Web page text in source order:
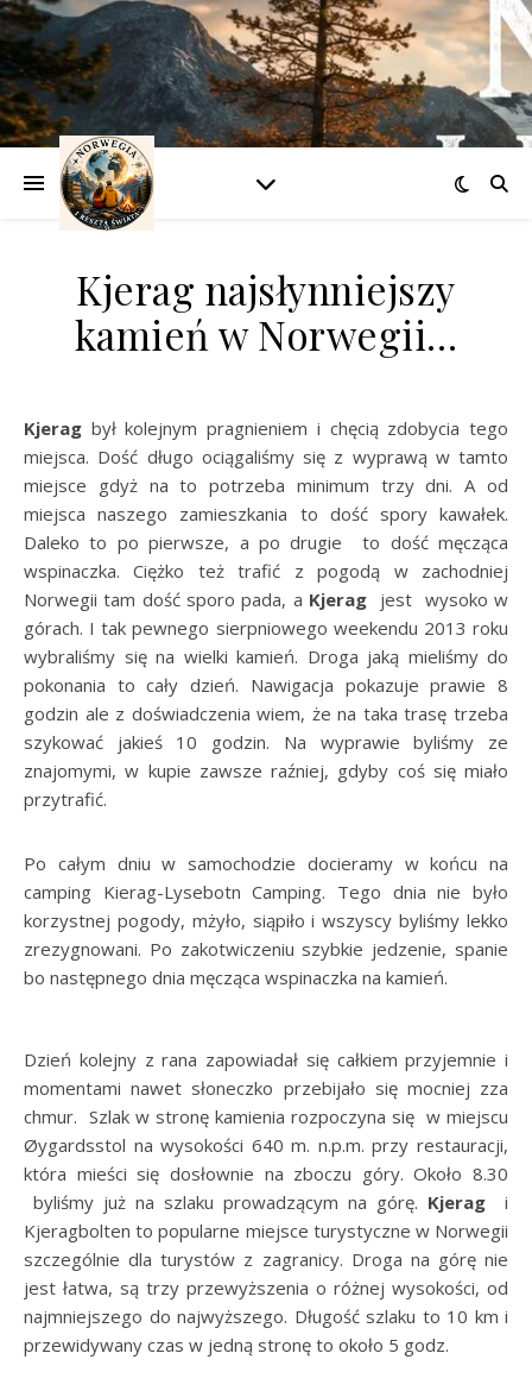
Kjerag najsłynniejszy
kamień w Norwegii…
Kjerag był kolejnym pragnieniem i chęcią zdobycia tego
miejsca. Dość długo ociągaliśmy się z wyprawą w tamto
miejsce gdyż na to potrzeba minimum trzy dni. A od
miejsca naszego zamieszkania to dość spory kawałek.
Daleko to po pierwsze, a po drugie to dość męcząca
wspinaczka. Ciężko też trafić z pogodą w zachodniej
Norwegii tam dość sporo pada, a Kjerag jest wysoko w
górach. I tak pewnego sierpniowego weekendu 2013 roku
wybraliśmy się na wielki kamień. Droga jaką mieliśmy do
pokonania to cały dzień. Nawigacja pokazuje prawie 8
godzin ale z doświadczenia wiem, że na taka trasę trzeba
szykować jakieś 10 godzin. Na wyprawie byliśmy ze
znajomymi, w kupie zawsze raźniej, gdyby coś się miało
przytrafić.
Po całym dniu w samochodzie docieramy w końcu na
camping Kierag-Lysebotn Camping. Tego dnia nie było
korzystnej pogody, mżyło, siąpiło i wszyscy byliśmy lekko
zrezygnowani. Po zakotwiczeniu szybkie jedzenie, spanie
bo następnego dnia męcząca wspinaczka na kamień.
Dzień kolejny z rana zapowiadał się całkiem przyjemnie i
momentami nawet słoneczko przebijało się mocniej zza
chmur. Szlak w stronę kamienia rozpoczyna się w miejscu
Øygardsstol na wysokości 640 m. n.p.m. przy restauracji,
która mieści się dosłownie na zboczu góry. Około 8.30
byliśmy już na szlaku prowadzącym na górę. Kjerag
i
Kjeragbolten to popularne miejsce turystyczne w Norwegii
szczególnie dla turystów z zagranicy. Droga na górę nie
jest łatwa, są trzy przewyższenia o różnej wysokości, od
najmniejszego do najwyższego. Długość szlaku to 10 km i
przewidywany czas w jedną stronę to około 5 godz.